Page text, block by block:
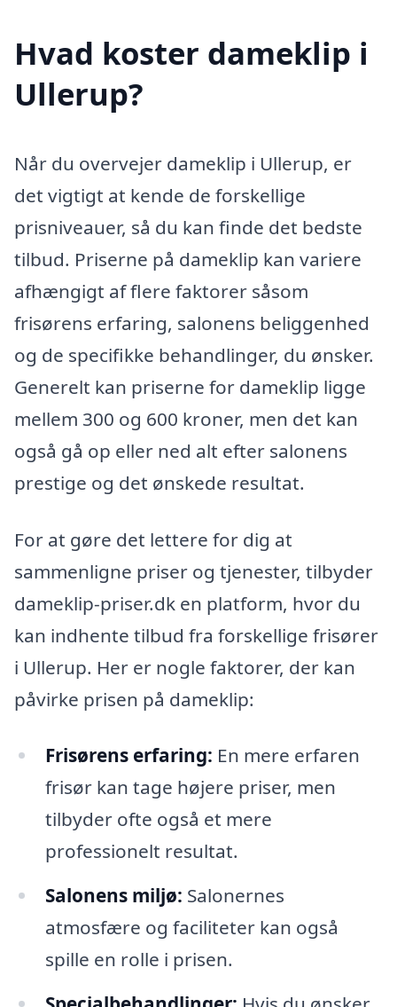
Hvad koster dameklip i
Ullerup?
Når du overvejer dameklip i Ullerup, er
det vigtigt at kende de forskellige
prisniveauer, så du kan finde det bedste
tilbud. Priserne på dameklip kan variere
afhængigt af flere faktorer såsom
frisørens erfaring, salonens beliggenhed
og de specifikke behandlinger, du ønsker.
Generelt kan priserne for dameklip ligge
mellem 300 og 600 kroner, men det kan
også gå op eller ned alt efter salonens
prestige og det ønskede resultat.
For at gøre det lettere for dig at
sammenligne priser og tjenester, tilbyder
dameklip-priser.dk en platform, hvor du
kan indhente tilbud fra forskellige frisører
i Ullerup. Her er nogle faktorer, der kan
påvirke prisen på dameklip:
Frisørens erfaring: En mere erfaren
frisør kan tage højere priser, men
tilbyder ofte også et mere
professionelt resultat.
Salonens miljø: Salonernes
atmosfære og faciliteter kan også
spille en rolle i prisen.